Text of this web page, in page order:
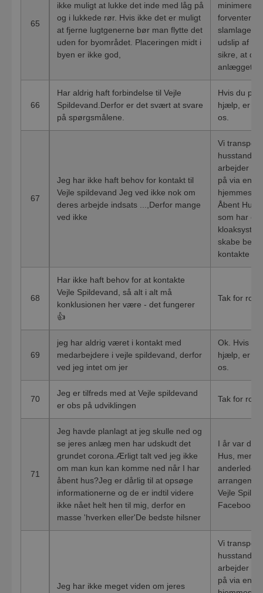
65
ikke muligt at lukke det inde med låg på
og i lukkede rør. Hvis ikke det er muligt
at fjerne lugtgenerne bør man flytte det
uden for byområdet. Placeringen midt i
byen er ikke god,
minimere
forventer vi
udslip af
sikre, at
anlægget
66
Har aldrig haft forbindelse til Vejle
Spildevand.Derfor er det svært at svare
på spørgsmålene.
Hvis du på
hjælp, er du
os.
67
Jeg har ikke haft behov for kontakt til
Vejle spildevand Jeg ved ikke nok om
deres arbejde indsats ...,Derfor mange
ved ikke
Vi
husstande
arbejder
på via en
Åbent Hus.
som har en
skabe
kontakte
68
Har ikke haft behov for at kontakte
Vejle Spildevand, så alt i alt må
konklusionen her være - det fungerer
👍
Tak for
69
jeg har aldrig været i kontakt med
medarbejdere i vejle spildevand, derfor
ved jeg intet om jer
Ok. Hvis
hjælp, er du
os.
70
Jeg er tilfreds med at Vejle spildevand
er obs på udviklingen
Tak for
71
Jeg havde planlagt at jeg skulle ned og
se jeres anlæg men har udskudt det
grundet corona.Ærligt talt ved jeg ikke
om man kun kan komme ned når I har
åbent hus?Jeg er dårlig til at opsøge
informationerne og de er indtil videre
ikke nået helt hen til mig, derfor en
masse 'hverken eller'De bedste hilsner
I år var
Hus, men
anderledes
Vejle
Facebook-
Jeg har ikke meget viden om jeres
Vi
husstande
arbejder
på via en